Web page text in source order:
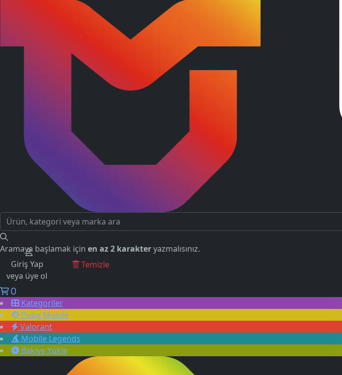
Aramaya başlamak için en az 2 karakteryazmalısınız.
GEÇMİŞ ARAMALAR
Temizle
Giriş Yap
veya üye ol
0
Kategoriler
Pubg Mobile
Valorant
Mobile Legends
Bakiye Yükle